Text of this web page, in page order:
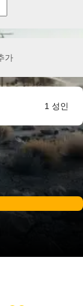
가
1 성인
의 리뷰를 기반으